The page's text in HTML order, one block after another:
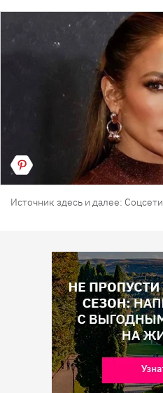
Источник здесь и далее: Соцсети